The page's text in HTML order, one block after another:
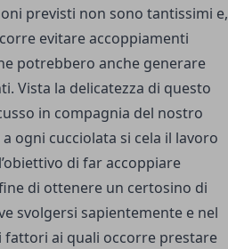
previsti non sono tantissimi e,
evitare accoppiamenti
potrebbero anche generare
Vista la delicatezza di questo
in compagnia del nostro
ogni cucciolata si cela il lavoro
di far accoppiare
di ottenere un certosino di
svolgersi sapientemente e nel
fattori ai quali occorre prestare